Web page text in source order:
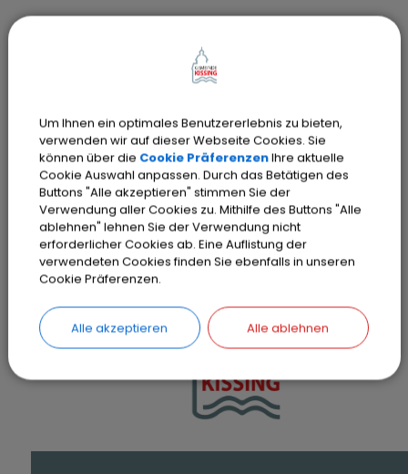
Genehmigung der letzten
Sitzungsniederschrift vom 21.05.2026
Nichtöffentliche Sitzung
Um Ihnen ein optimales Benutzererlebnis zu bieten,
verwenden wir auf dieser Webseite Cookies. Sie
können über die Cookie PräferenzenIhre aktuelle
Cookie Auswahl anpassen. Durch das Betätigen des
Buttons "Alle akzeptieren" stimmen Sie der
Verwendung aller Cookies zu. Mithilfe des Buttons "Alle
ablehnen" lehnen Sie der Verwendung nicht
erforderlicher Cookies ab. Eine Auflistung der
verwendeten Cookies finden Sie ebenfalls in unseren
Cookie Präferenzen.
Alle akzeptieren Alle ablehnen